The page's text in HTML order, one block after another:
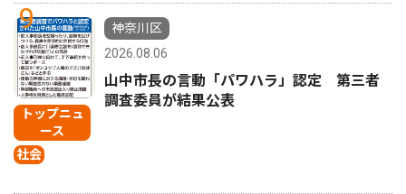
9
トップニュ
ース
社会
神奈川区
2026.08.06
山中市長の言動「パワハラ」認定 第三者
調査委員が結果公表